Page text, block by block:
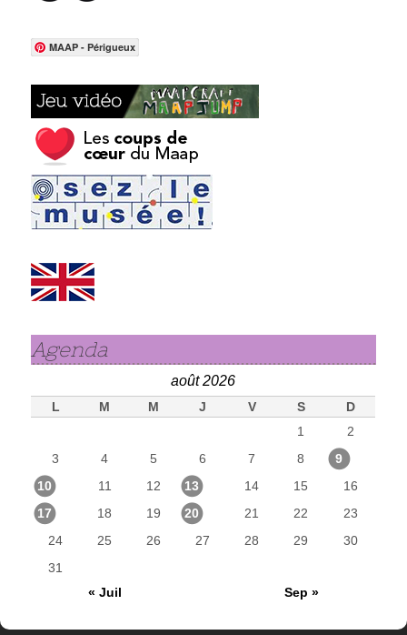
MAAP - Périgueux
Agenda
août 2026
L M M J V S
D
1
2
3
4 5 6 7 8
9
10
11 12 13 14 15
16
17
18 19 20 21 22
23
24
25 26 27 28 29
30
31
« Juil
Sep »